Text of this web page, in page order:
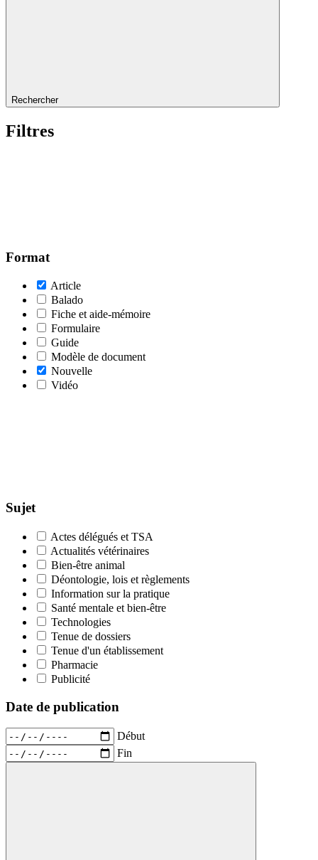
Rechercher
Filtres
Format
Article
Balado
Fiche et aide-mémoire
Formulaire
Guide
Modèle de document
Nouvelle
Vidéo
Sujet
Actes délégués et TSA
Actualités vétérinaires
Bien-être animal
Déontologie, lois et règlements
Information sur la pratique
Santé mentale et bien-être
Technologies
Tenue de dossiers
Tenue d'un établissement
Pharmacie
Publicité
Date de publication
Début
Fin